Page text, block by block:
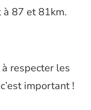
à 87 et 81km.
respecter les
important !